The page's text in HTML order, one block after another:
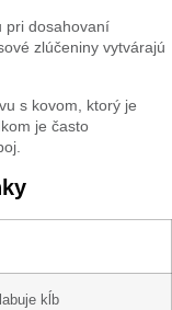
pri dosahovaní
zlúčeniny vytvárajú
s kovom, ktorý je
je často
kĺb